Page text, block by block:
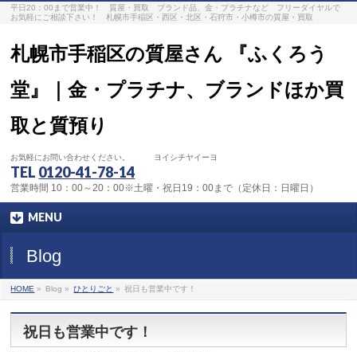
平日20：00まで営業中！ 質屋・買取 ブランド品、金・プラチナなど フリーダイヤルで
お気軽にご相談下さい！ 札幌市手稲区・西区・北区・石狩市・小樽市の質屋・買取
札幌市手稲区の質屋さん 『ふくろう
堂』｜金・プラチナ、ブランドほか買
取と質預り
お気軽にお問い合わせください。 ヨイシチヤイーヨ
TEL 0120-41-78-14
営業時間 10：00～20：00※土曜・祝日19：00まで（定休日：日曜日）
MENU
Blog
HOME » Blog » ひとりごと » 祝日も営業中です！
祝日も営業中です！